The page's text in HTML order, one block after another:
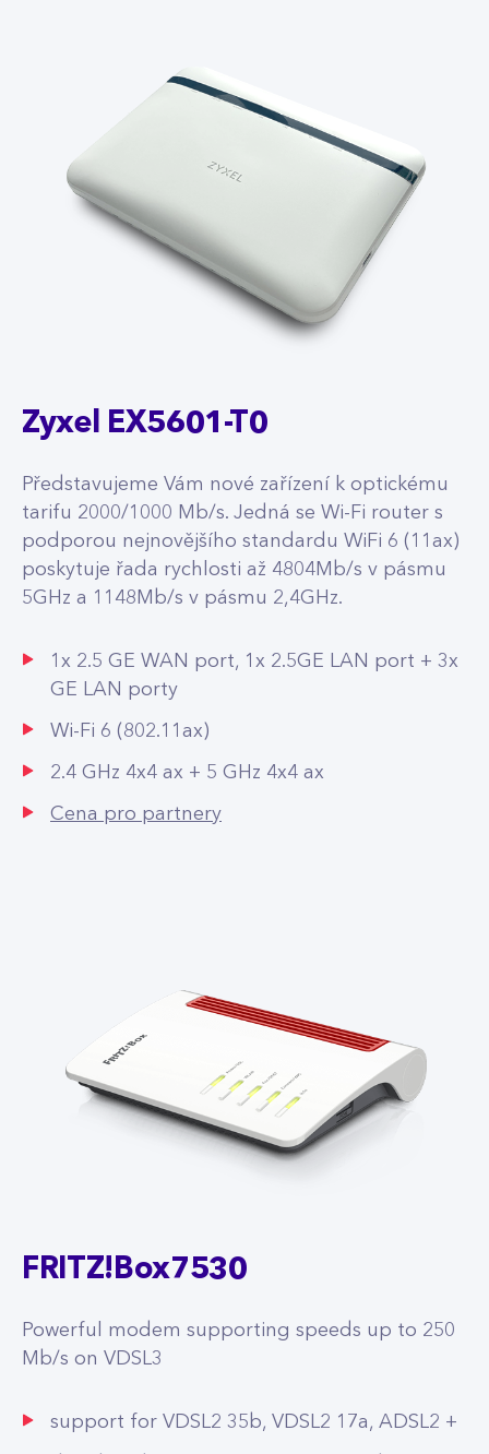
Zyxel EX5601-T0
Představujeme Vám nové zařízení k optickému
tarifu 2000/1000 Mb/s. Jedná se Wi-Fi router s
podporou nejnovějšího standardu WiFi 6 (11ax)
poskytuje řada rychlosti až 4804Mb/s v pásmu
5GHz a 1148Mb/s v pásmu 2,4GHz.
1x 2.5 GE WAN port, 1x 2.5GE LAN port + 3x
GE LAN porty
Wi-Fi 6 (802.11ax)
2.4 GHz 4x4 ax + 5 GHz 4x4 ax
Cena pro partnery
FRITZ!Box7530
Powerful modem supporting speeds up to 250
Mb/s on VDSL3
support for VDSL2 35b, VDSL2 17a, ADSL2 +